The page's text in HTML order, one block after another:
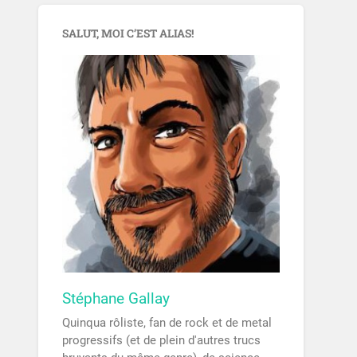
SALUT, MOI C’EST ALIAS!
Stéphane Gallay
Quinqua rôliste, fan de rock et de metal
progressifs (et de plein d'autres trucs